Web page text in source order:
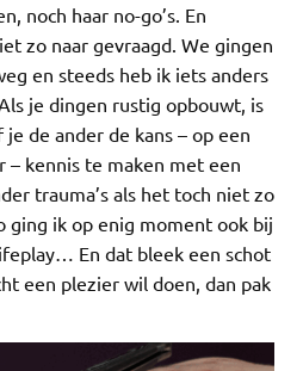
noch haar no-go’s. En
zo naar gevraagd. We gingen
en steeds heb ik iets anders
je dingen rustig opbouwt, is
de ander de kans – op een
– kennis te maken met een
trauma’s als het toch niet zo
ging ik op enig moment ook bij
En dat bleek een schot
een plezier wil doen, dan pak